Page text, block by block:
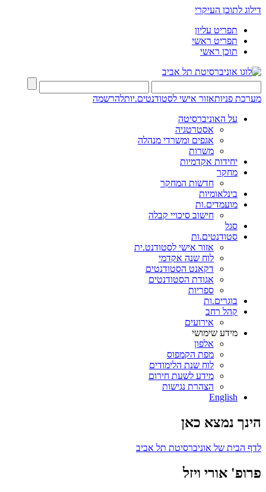
דילוג לתוכן העיקרי
תפריט עליון
תפריט ראשי
תוכן ראשי
מערכת פניותאזור אישי לסטודנטים.יותלהרשמה
על האוניברסיטה
אסטרטגיה
אגפים ומשרדי מנהלה
משרות
יחידות אקדמיות
מחקר
חדשות המחקר
בינלאומיות
מועמדים.ות
חישוב סיכויי קבלה
סגל
סטודנטים.ות
אזור אישי לסטודנט.ית
לוח שנה אקדמי
דקאנט הסטודנטים
אגודת הסטודנטים
ספריות
בוגרים.ות
קהל רחב
אירועים
מידע שימושי
אלפון
מפת הקמפוס
לוח שנת הלימודים
מידע לשעת חירום
הצהרת נגישות
English
הינך נמצא כאן
לדף הבית של אוניברסיטת תל אביב
פרופ' אורי ויזל